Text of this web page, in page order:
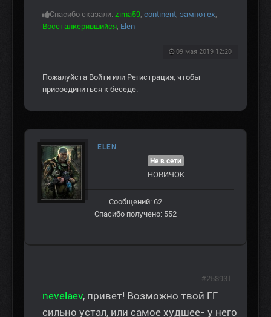
Спасибо сказали: zima59 continent зампотех
Воссталкерившийся Elen
09 мая 2019 12:20
Пожалуйста Войти или Регистрация , чтобы
присоединиться к беседе.
ELEN
Не в сети
НОВИЧОК
Сообщений: 62
Спасибо получено: 552
nevelaev, привет! Возможно твой ГГ
сильно устал, или самое худшее- у него
#258931